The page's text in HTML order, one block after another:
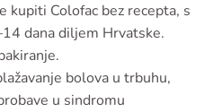
kupiti Colofac bez recepta, s
dana diljem Hrvatske.
bolova u trbuhu,
u sindromu